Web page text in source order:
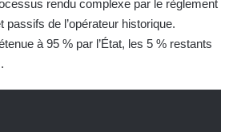
rendu complexe par le règlement
passifs de l’opérateur historique.
à 95 % par l’État, les 5 % restants